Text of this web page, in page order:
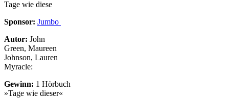
Sponsor: Jumbo
Autor: John
Green, Maureen
Johnson, Lauren
Myracle:
Gewinn: 1 Hörbuch
»Tage wie dieser«